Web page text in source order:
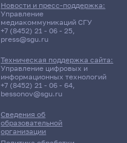
Сведения об
образовательной
организации
Новости и пресс-поддержка:
Управление
медиакоммуникаций СГУ
+7 (8452) 21 - 06 - 25,
press@sgu.ru
Техническая поддержка сайта:
Управление цифровых и
информационных технологий
+7 (8452) 21 - 06 - 64,
bessonov@sgu.ru